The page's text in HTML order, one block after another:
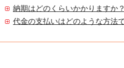
納期はどのくらいかかりますか？